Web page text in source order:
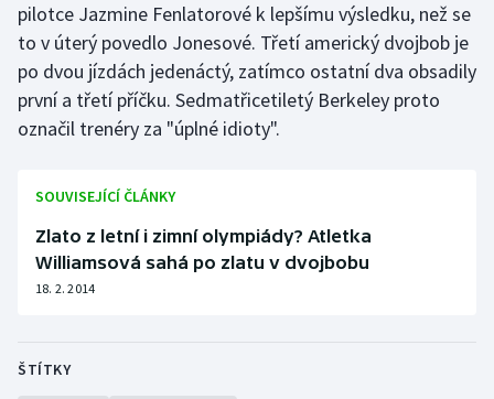
Moderní pětiboj
Motorsport
Olympijské hry
Parasport
Plavání
Plážový volejbal
pilotce Jazmine Fenlatorové k lepšímu výsledku, než se
to v úterý povedlo Jonesové. Třetí americký dvojbob je
po dvou jízdách jedenáctý, zatímco ostatní dva obsadily
první a třetí příčku. Sedmatřicetiletý Berkeley proto
označil trenéry za "úplné idioty".
SOUVISEJÍCÍ ČLÁNKY
Zlato z letní i zimní olympiády? Atletka
Williamsová sahá po zlatu v dvojbobu
18. 2. 2014
ŠTÍTKY